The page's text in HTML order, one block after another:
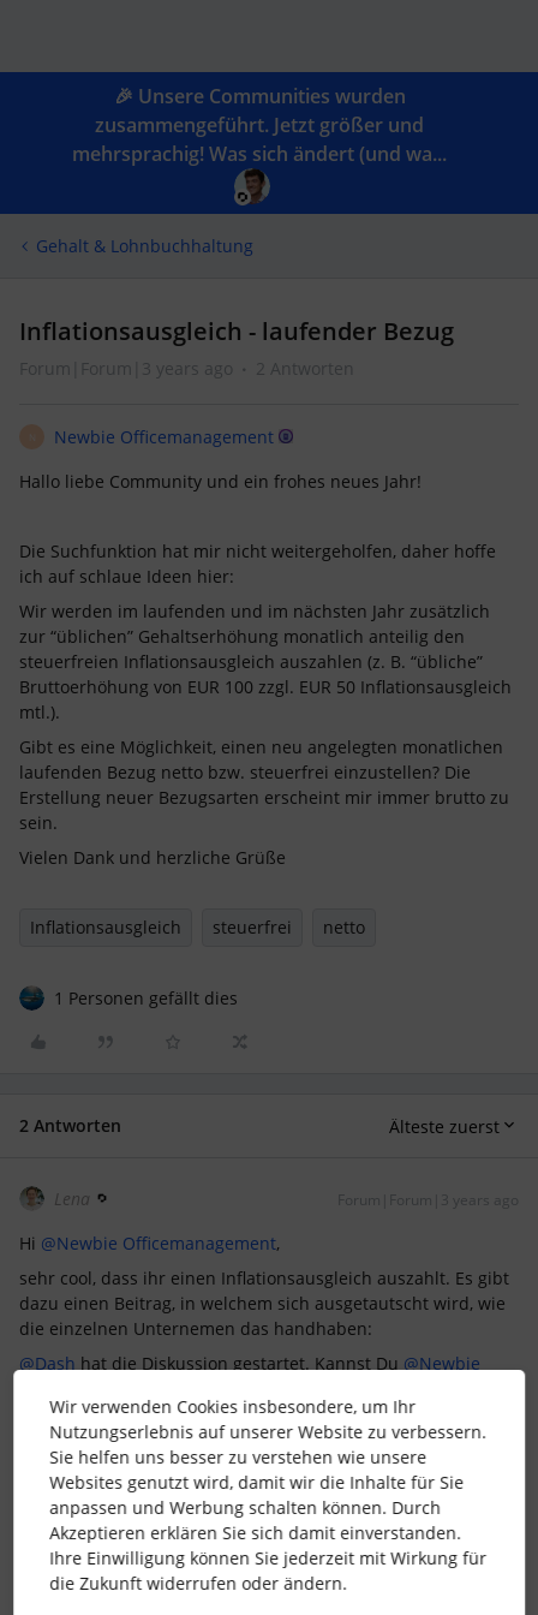
🎉 Unsere Communities wurden
zusammengeführt. Jetzt größer und
mehrsprachig! Was sich ändert (und wa...
Gehalt & Lohnbuchhaltung
Inflationsausgleich - laufender Bezug
Forum|Forum|3 years ago 2 Antworten
Newbie Officemanagement
Hallo liebe Community und ein frohes neues Jahr!
Die Suchfunktion hat mir nicht weitergeholfen, daher hoffe
ich auf schlaue Ideen hier:
Wir werden im laufenden und im nächsten Jahr zusätzlich
zur “üblichen” Gehaltserhöhung monatlich anteilig den
steuerfreien Inflationsausgleich auszahlen (z. B. “übliche”
Bruttoerhöhung von EUR 100 zzgl. EUR 50 Inflationsausgleich
mtl.).
Gibt es eine Möglichkeit, einen neu angelegten monatlichen
laufenden Bezug netto bzw. steuerfrei einzustellen? Die
Erstellung neuer Bezugsarten erscheint mir immer brutto zu
sein.
Vielen Dank und herzliche Grüße
Inflationsausgleich steuerfrei netto
1 Personen gefällt dies
2 Antworten Älteste zuerst
Lena Forum|Forum|3 years ago
Hi @Newbie Officemanagement,
sehr cool, dass ihr einen Inflationsausgleich auszahlt. Es gibt
dazu einen Beitrag, in welchem sich ausgetautscht wird, wie
die einzelnen Unternemen das handhaben:
@Dash hat die Diskussion gestartet. Kannst Du @Newbie
FYI: In Personio werden keine Steuern abgezogen, das
passiert immer erst im Lohntool. In Personio werden immer
die Bruttobeträge eingetragen, weitere Funktionen gibt es
hier auch bisher nicht.
LG Lena
1 Personen gefällt dies
Wir verwenden Cookies insbesondere, um Ihr
Nutzungserlebnis auf unserer Website zu verbessern.
Sie helfen uns besser zu verstehen wie unsere
Websites genutzt wird, damit wir die Inhalte für Sie
anpassen und Werbung schalten können. Durch
Akzeptieren erklären Sie sich damit einverstanden.
Ihre Einwilligung können Sie jederzeit mit Wirkung für
die Zukunft widerrufen oder ändern.